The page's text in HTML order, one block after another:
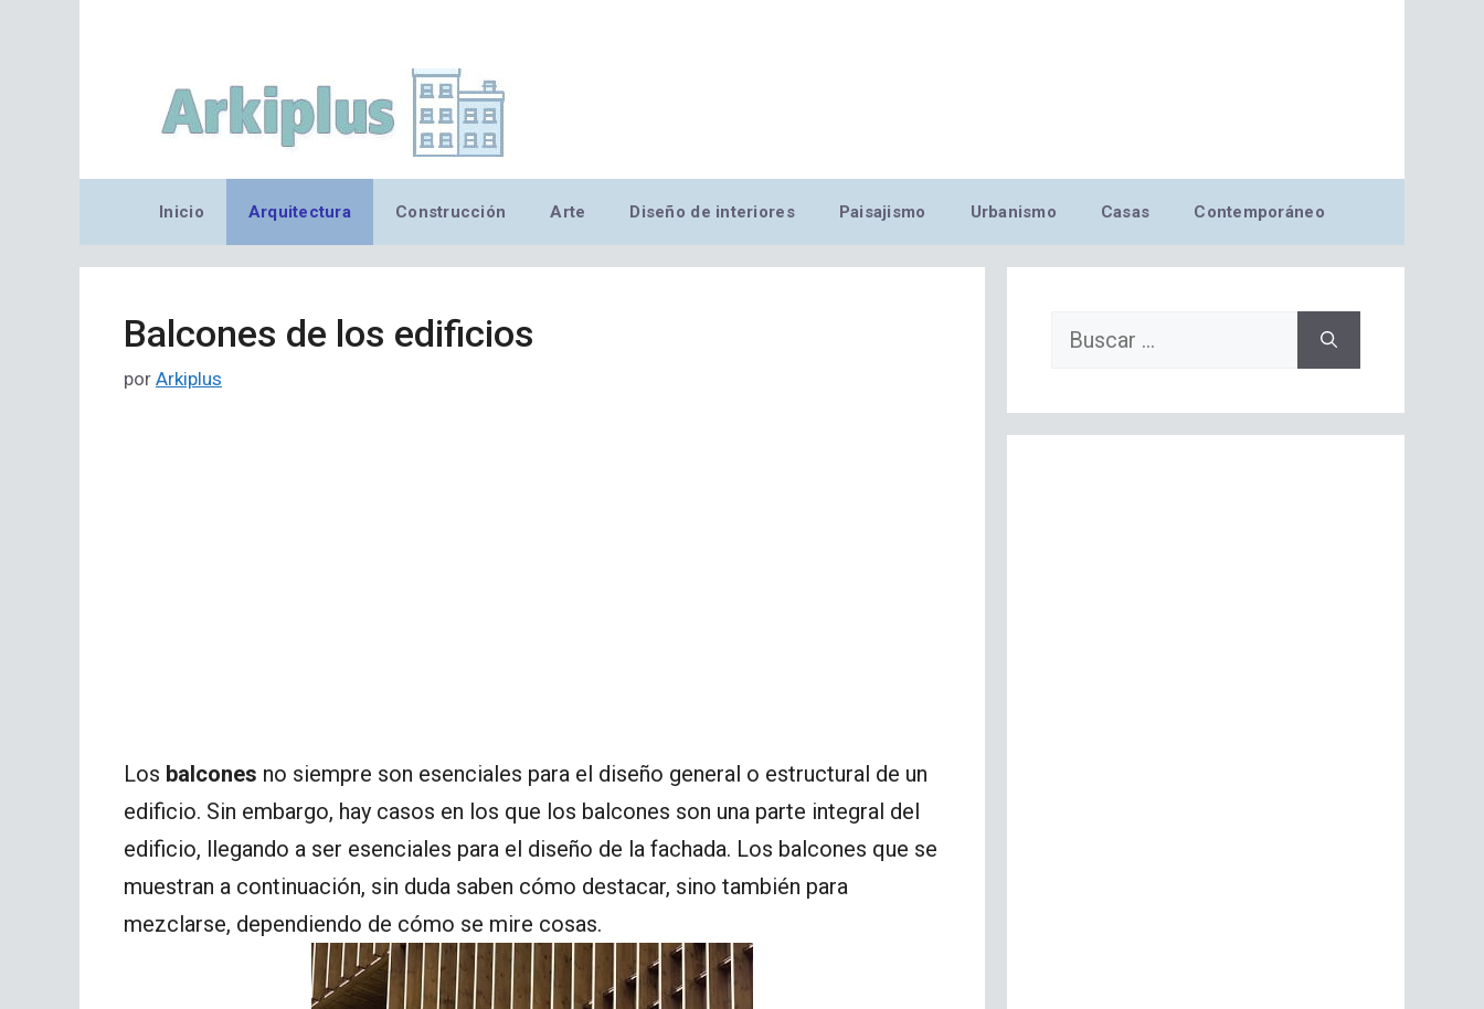
Inicio Arquitectura Construcción Arte Diseño de interiores Paisajismo Urbanismo Casas Contemporáneo
Balcones de los edificios
por Arkiplus
Los balcones no siempre son esenciales para el diseño general o estructural de un
edificio. Sin embargo, hay casos en los que los balcones son una parte integral del
edificio, llegando a ser esenciales para el diseño de la fachada. Los balcones que se
muestran a continuación, sin duda saben cómo destacar, sino también para
mezclarse, dependiendo de cómo se mire cosas.
Buscar: